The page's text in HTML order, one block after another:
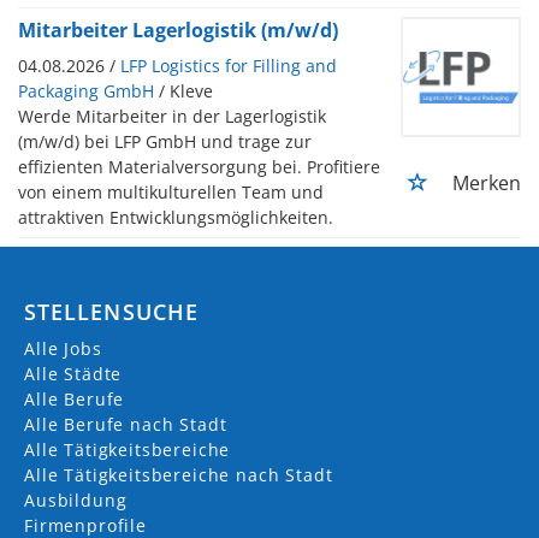
Mitarbeiter Lagerlogistik (m/w/d)
04.08.2026 / LFP Logistics for Filling and
Packaging GmbH / Kleve
Werde Mitarbeiter in der Lagerlogistik
(m/w/d) bei LFP GmbH und trage zur
effizienten Materialversorgung bei. Profitiere
von einem multikulturellen Team und
attraktiven Entwicklungsmöglichkeiten.
Merken
STELLENSUCHE
Alle Jobs
Alle Städte
Alle Berufe
Alle Berufe nach Stadt
Alle Tätigkeitsbereiche
Alle Tätigkeitsbereiche nach Stadt
Ausbildung
Firmenprofile